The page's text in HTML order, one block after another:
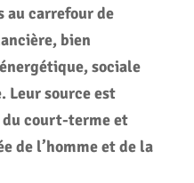
au carrefour de
bien
sociale
Leur source est
court-terme et
de l’homme et de la